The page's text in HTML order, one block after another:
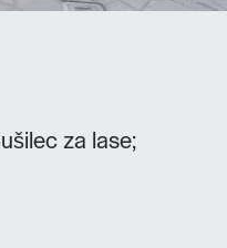
za lase;